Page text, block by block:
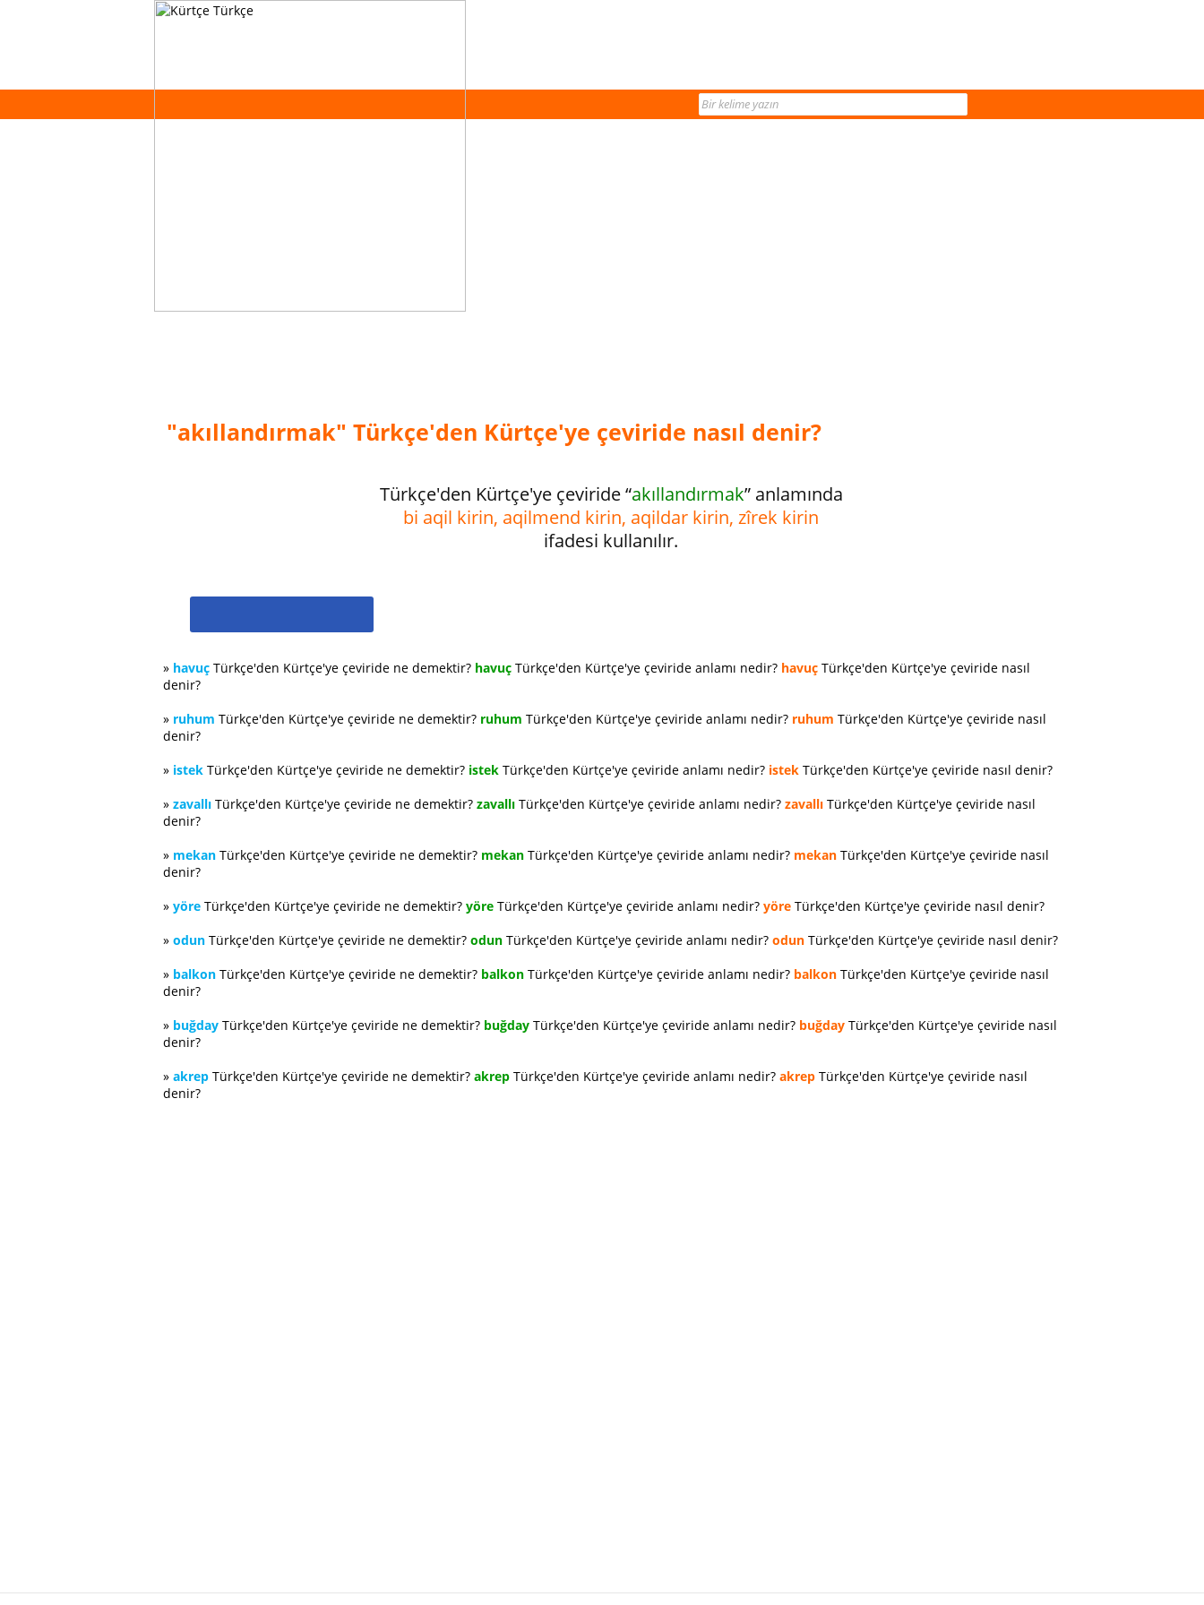
"akıllandırmak" Türkçe'den Kürtçe'ye çeviride nasıl denir?
Türkçe'den Kürtçe'ye çeviride “akıllandırmak” anlamında
bi aqil kirin, aqilmend kirin, aqildar kirin, zîrek kirin
ifadesi kullanılır.
» havuç Türkçe'den Kürtçe'ye çeviride ne demektir? havuç Türkçe'den Kürtçe'ye çeviride anlamı nedir? havuç Türkçe'den Kürtçe'ye çeviride nasıl
denir?
» ruhum Türkçe'den Kürtçe'ye çeviride ne demektir? ruhum Türkçe'den Kürtçe'ye çeviride anlamı nedir? ruhum Türkçe'den Kürtçe'ye çeviride nasıl
denir?
» istek Türkçe'den Kürtçe'ye çeviride ne demektir? istek Türkçe'den Kürtçe'ye çeviride anlamı nedir? istek Türkçe'den Kürtçe'ye çeviride nasıl denir?
» zavallı Türkçe'den Kürtçe'ye çeviride ne demektir? zavallı Türkçe'den Kürtçe'ye çeviride anlamı nedir? zavallı Türkçe'den Kürtçe'ye çeviride nasıl
denir?
» mekan Türkçe'den Kürtçe'ye çeviride ne demektir? mekan Türkçe'den Kürtçe'ye çeviride anlamı nedir? mekan Türkçe'den Kürtçe'ye çeviride nasıl
denir?
» yöre Türkçe'den Kürtçe'ye çeviride ne demektir? yöre Türkçe'den Kürtçe'ye çeviride anlamı nedir? yöre Türkçe'den Kürtçe'ye çeviride nasıl denir?
» odun Türkçe'den Kürtçe'ye çeviride ne demektir? odun Türkçe'den Kürtçe'ye çeviride anlamı nedir? odun Türkçe'den Kürtçe'ye çeviride nasıl denir?
» balkon Türkçe'den Kürtçe'ye çeviride ne demektir? balkon Türkçe'den Kürtçe'ye çeviride anlamı nedir? balkon Türkçe'den Kürtçe'ye çeviride nasıl
denir?
» buğday Türkçe'den Kürtçe'ye çeviride ne demektir? buğday Türkçe'den Kürtçe'ye çeviride anlamı nedir? buğday Türkçe'den Kürtçe'ye çeviride nasıl
denir?
» akrep Türkçe'den Kürtçe'ye çeviride ne demektir? akrep Türkçe'den Kürtçe'ye çeviride anlamı nedir? akrep Türkçe'den Kürtçe'ye çeviride nasıl
denir?